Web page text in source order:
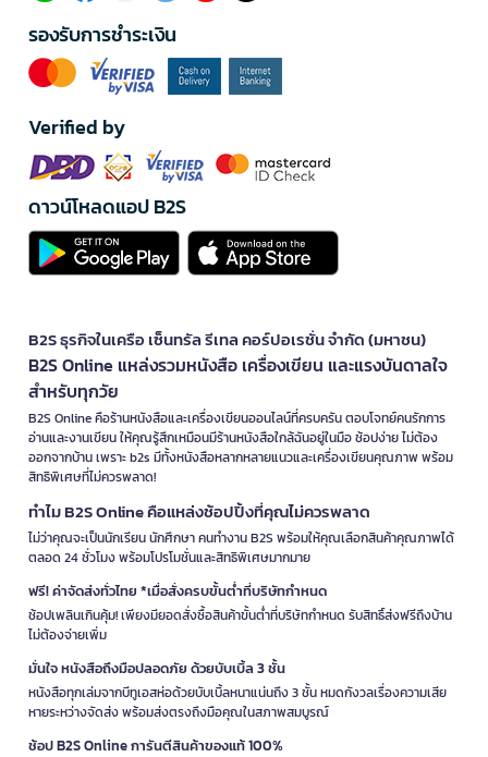
รองรับการชำระเงิน
Verified by
ดาวน์โหลดแอป B2S
B2S ธุรกิจในเครือ เซ็นทรัล รีเทล คอร์ปอเรชั่น จำกัด (มหาชน)
B2S Online แหล่งรวมหนังสือ เครื่องเขียน และแรงบันดาลใจ
สำหรับทุกวัย
B2S Online คือร้านหนังสือและเครื่องเขียนออนไลน์ที่ครบครัน ตอบโจทย์คนรักการ
อ่านและงานเขียน ให้คุณรู้สึกเหมือนมีร้านหนังสือใกล้ฉันอยู่ในมือ ช้อปง่าย ไม่ต้อง
ออกจากบ้าน เพราะ b2s มีทั้งหนังสือหลากหลายแนวและเครื่องเขียนคุณภาพ พร้อม
สิทธิพิเศษที่ไม่ควรพลาด!
ทำไม B2S Online คือแหล่งช้อปปิ้งที่คุณไม่ควรพลาด
ไม่ว่าคุณจะเป็นนักเรียน นักศึกษา คนทำงาน B2S พร้อมให้คุณเลือกสินค้าคุณภาพได้
ตลอด 24 ชั่วโมง พร้อมโปรโมชั่นและสิทธิพิเศษมากมาย
ฟรี! ค่าจัดส่งทั่วไทย *เมื่อสั่งครบขั้นต่ำที่บริษัทกำหนด
ช้อปเพลินเกินคุ้ม! เพียงมียอดสั่งซื้อสินค้าขั้นต่ำที่บริษัทกำหนด รับสิทธิ์ส่งฟรีถึงบ้าน
ไม่ต้องจ่ายเพิ่ม
มั่นใจ หนังสือถึงมือปลอดภัย ด้วยบับเบิ้ล 3 ชั้น
หนังสือทุกเล่มจากบีทูเอสห่อด้วยบับเบิ้ลหนาแน่นถึง 3 ชั้น หมดกังวลเรื่องความเสีย
หายระหว่างจัดส่ง พร้อมส่งตรงถึงมือคุณในสภาพสมบูรณ์
ช้อป B2S Online การันตีสินค้าของแท้ 100%